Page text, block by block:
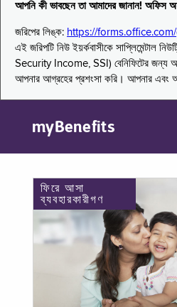
আপনি কী ভাবছেন তা আমাদের জানান! অফিস
জরিপের লিঙ্ক: https://
এই জরিপটি নিউ ইয়র্কবাসীকে
Security Income, SSI) বেনিফিটের জন্য
আপনার আগ্রহের প্রশংসা করি। আপনার এবং
myBenefits
ফিরে আসা
ব্যবহারকারীগণ